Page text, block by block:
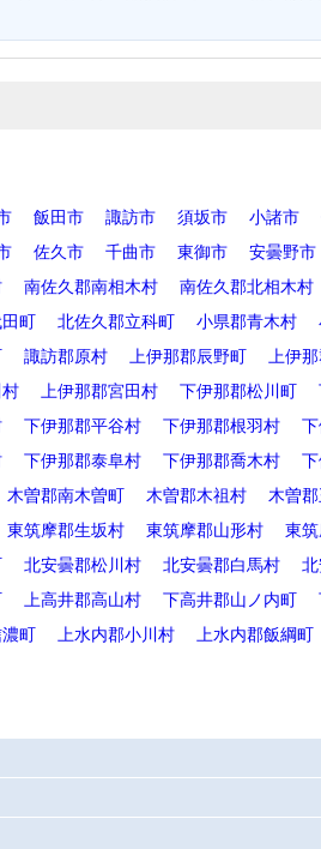
飯田市 諏訪市 須坂市 小諸市
佐久市 千曲市 東御市 安曇野市
南佐久郡南相木村 南佐久郡北相木村
町 北佐久郡立科町 小県郡青木村
諏訪郡原村 上伊那郡辰野町 上伊
村 上伊那郡宮田村 下伊那郡松川町
下伊那郡平谷村 下伊那郡根羽村
下伊那郡泰阜村 下伊那郡喬木村
木曽郡南木曽町 木曽郡木祖村 木曽
東筑摩郡生坂村 東筑摩郡山形村
東
北安曇郡松川村 北安曇郡白馬村
上高井郡高山村 下高井郡山ノ内町
濃町 上水内郡小川村 上水内郡飯綱町